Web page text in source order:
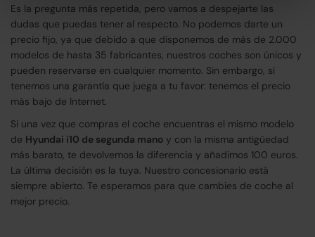
Es la pregunta más repetida, pero vamos a despejarte las
dudas que puedas tener al respecto. No podemos darte un
precio fijo, ya que debido a que disponemos de más de 2.000
modelos de hasta 35 fabricantes, nuestros coches son únicos y
pueden reservarse en cualquier momento. Sin embargo, sí
tenemos una garantía que juega a tu favor: tenemos el precio
más bajo de Internet.
Si una vez que compras el coche encuentras el mismo modelo
de Hyundai i10 de segunda mano y con la misma antigüedad
más barato, te devolvemos la diferencia y añadimos 100 euros.
La última decisión es la tuya. Nuestro concesionario está
siempre abierto. Te esperamos para que cambies de coche al
mejor precio.